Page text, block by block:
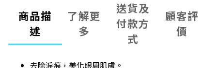
商品描
述
了解更
多
送貨及
付款方
式
顧客評
價
去除淚痕，美化眼周肌膚。